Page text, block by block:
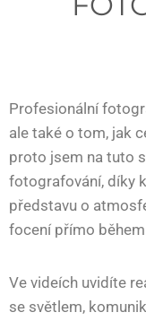
Profesionální
ale také o tom, jak
proto jsem na tuto
fotografování, díky
představu o
focení přímo
Ve videích uvidíte
se světlem,